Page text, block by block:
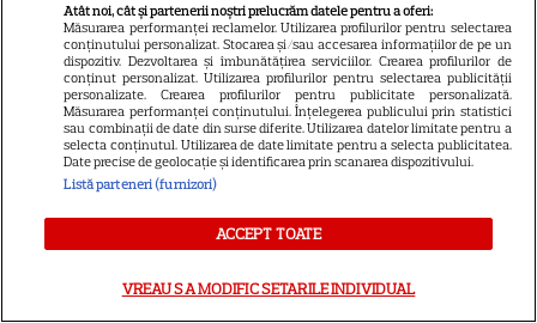
9
Jamie Campbell Bower, starul
din „Stranger Things”, intră în
universul „Stăpânul Inelelor”.
Ce rol legendar va interpreta în
sezonul 3
ŞTIRI
Atât noi, cât și partenerii noștri prelucrăm datele pentru a oferi:
Măsurarea performanței reclamelor. Utilizarea profilurilor pentru selectarea
conținutului personalizat. Stocarea și/sau accesarea informațiilor de pe un
dispozitiv. Dezvoltarea și îmbunătățirea serviciilor. Crearea profilurilor de
conținut personalizat. Utilizarea profilurilor pentru selectarea publicității
personalizate. Crearea profilurilor pentru publicitate personalizată.
Măsurarea performanței conținutului. Înțelegerea publicului prin statistici
sau combinații de date din surse diferite. Utilizarea datelor limitate pentru a
selecta conținutul. Utilizarea de date limitate pentru a selecta publicitatea.
Date precise de geolocație și identificarea prin scanarea dispozitivului.
Listă parteneri (furnizori)
ACCEPT TOATE
VREAU SA MODIFIC SETARILE INDIVIDUAL